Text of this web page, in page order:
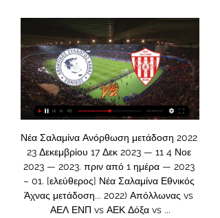
Νέα Σαλαμίνα Ανόρθωση μετάδοση 2022
23 Δεκεμβρίου 17 Δεκ 2023 — 11 4 Νοε
2023 — 2023. πριν από 1 ημέρα — 2023
– 01. [ελεύθερος] Νέα Σαλαμίνα Εθνικός
Άχνας μετάδοση... 2022) Απόλλωνας vs
ΑΕΛ ΕΝΠ vs ΑΕΚ Δόξα vs ...